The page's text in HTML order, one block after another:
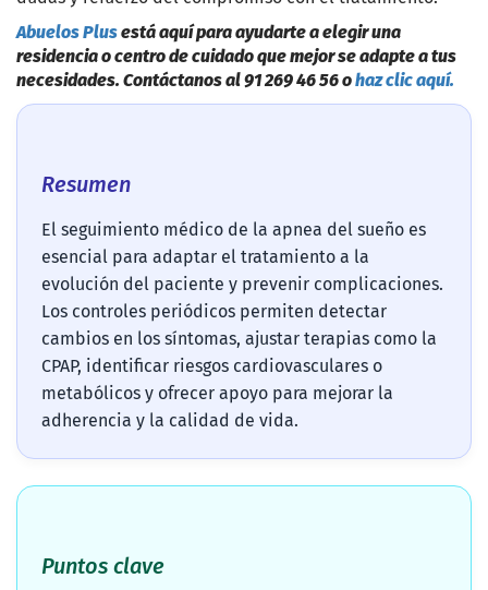
Abuelos Plusestá aquí para ayudarte a elegir una
residencia o centro de cuidado que mejor se adapte a tus
necesidades. Contáctanos al 91 269 46 56 ohaz clic aquí.
Resumen
El seguimiento médico de la apnea del sueño es
esencial para adaptar el tratamiento a la
evolución del paciente y prevenir complicaciones.
Los controles periódicos permiten detectar
cambios en los síntomas, ajustar terapias como la
CPAP, identificar riesgos cardiovasculares o
metabólicos y ofrecer apoyo para mejorar la
adherencia y la calidad de vida.
Puntos clave